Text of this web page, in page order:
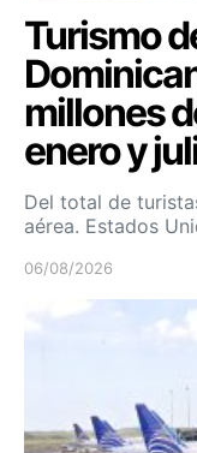
Turismo
millones
enero y
Del total de
aérea. Estados
06/08/2026